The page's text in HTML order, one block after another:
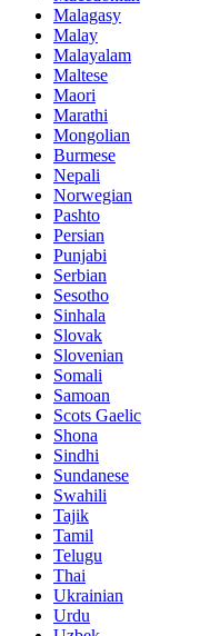
Malagasy
Malay
Malayalam
Maltese
Maori
Marathi
Mongolian
Burmese
Nepali
Norwegian
Pashto
Persian
Punjabi
Serbian
Sesotho
Sinhala
Slovak
Slovenian
Somali
Samoan
Scots Gaelic
Shona
Sindhi
Sundanese
Swahili
Tajik
Tamil
Telugu
Thai
Ukrainian
Urdu